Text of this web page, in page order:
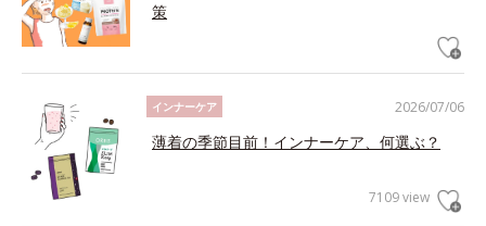
策
2026/07/06
インナーケア
薄着の季節目前！インナーケア、何選ぶ？
7109 view